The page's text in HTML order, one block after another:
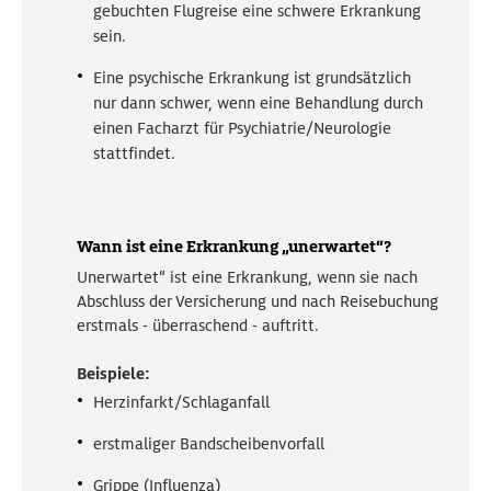
liegt genau im Reisezeitraum, die gesamte Reise
muss storniert werden. Ihre Schwiegermutter löst
Ihrer Reiserücktrittsversicherung aus. Eine
gerichtliche Ladung ist ein versicherter Grund.
Ihre Reiserücktrittsversicherung übernimmt im
Familienvertrag die angefallenen Kosten von
Ihnen und Ihrem Mann. Ihre Schwiegermutter
5. diejenigen Personen, die mit Ihnen oder einem
mitversicherten Familienmitglied eine gemeinsame
vermerkt sind. Darüber hinaus deren Angehörige, die
unter Punkt 1 und 2 aufgezählt sind. Es können bis zu 8
von den genannten Personen mitreisen.
gebuchten Flugreise eine schwere Erkrankung
sein.
Eine psychische Erkrankung ist grundsätzlich
nur dann schwer, wenn eine Behandlung durch
einen Facharzt für Psychiatrie/Neurologie
stattfindet.
Wann ist eine Erkrankung „unerwartet“?
Unerwartet“ ist eine Erkrankung, wenn sie nach
Abschluss der Versicherung und nach Reisebuchung
erstmals - überraschend - auftritt.
Beispiele:
Herzinfarkt/Schlaganfall
erstmaliger Bandscheibenvorfall
Grippe (Influenza)